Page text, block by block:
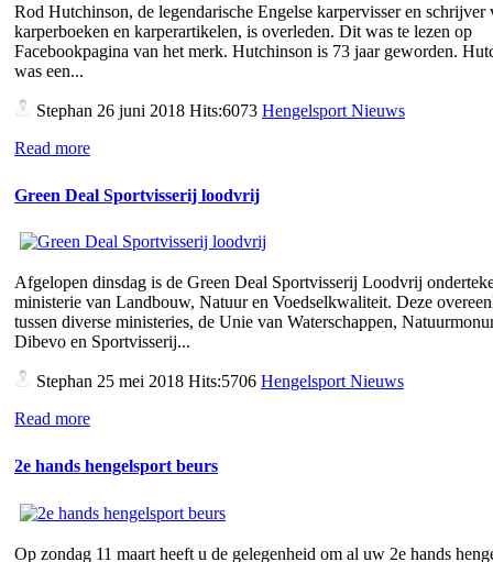
Rod Hutchinson, de legendarische Engelse karpervisser en schrijver
karperboeken en karperartikelen, is overleden. Dit was te lezen op
Facebookpagina van het merk. Hutchinson is 73 jaar geworden.
was een...
Stephan 26 juni 2018 Hits:6073 Hengelsport Nieuws
Read more
Green Deal Sportvisserij loodvrij
Afgelopen dinsdag is de Green Deal Sportvisserij Loodvrij
ministerie van Landbouw, Natuur en Voedselkwaliteit. Deze
tussen diverse ministeries, de Unie van Waterschappen,
Dibevo en Sportvisserij...
Stephan 25 mei 2018 Hits:5706 Hengelsport Nieuws
Read more
2e hands hengelsport beurs
Op zondag 11 maart heeft u de gelegenheid om al uw 2e hands